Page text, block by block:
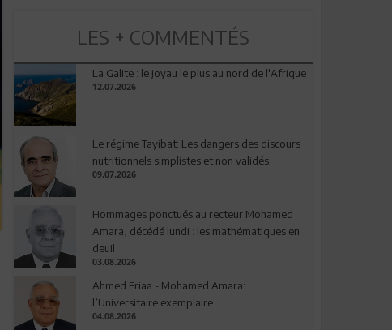
LES + COMMENTÉS
La Galite : le joyau le plus au nord de l'Afrique
12.07.2026
Le régime Tayibat: Les dangers des discours
nutritionnels simplistes et non validés
09.07.2026
Hommages ponctués au recteur Mohamed
Amara, décédé lundi : les mathématiques en
deuil
03.08.2026
Ahmed Friaa - Mohamed Amara:
l’Universitaire exemplaire
04.08.2026